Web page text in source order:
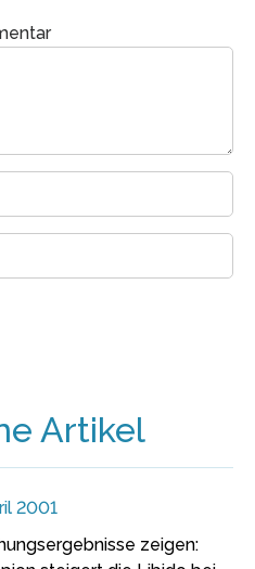
Artikel
2001
zeigen: